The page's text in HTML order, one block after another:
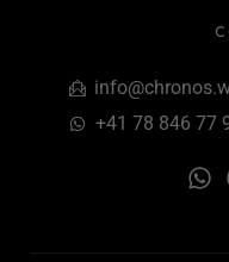
+41 78 846 77